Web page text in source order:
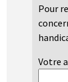
Pour
Votre